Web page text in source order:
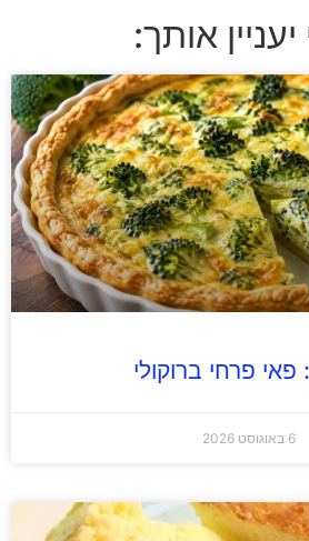
יעניין אותך:
פאי פרחי ברוקולי
6 באוגוסט 2026